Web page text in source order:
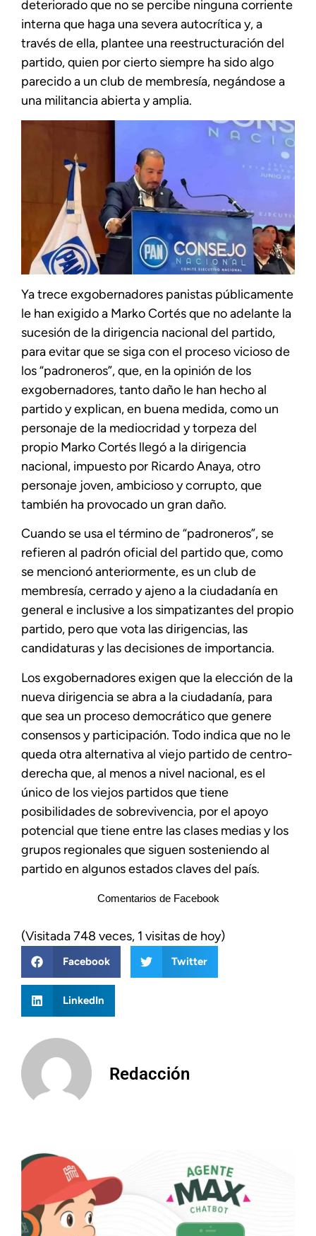
deteriorado que no se percibe ninguna corriente
interna que haga una severa autocrítica y, a
través de ella, plantee una reestructuración del
partido, quien por cierto siempre ha sido algo
parecido a un club de membresía, negándose a
una militancia abierta y amplia.
Ya trece exgobernadores panistas públicamente
le han exigido a Marko Cortés que no adelante la
sucesión de la dirigencia nacional del partido,
para evitar que se siga con el proceso vicioso de
los “padroneros”, que, en la opinión de los
exgobernadores, tanto daño le han hecho al
partido y explican, en buena medida, como un
personaje de la mediocridad y torpeza del
propio Marko Cortés llegó a la dirigencia
nacional, impuesto por Ricardo Anaya, otro
personaje joven, ambicioso y corrupto, que
también ha provocado un gran daño.
Cuando se usa el término de “padroneros”, se
refieren al padrón oficial del partido que, como
se mencionó anteriormente, es un club de
membresía, cerrado y ajeno a la ciudadanía en
general e inclusive a los simpatizantes del propio
partido, pero que vota las dirigencias, las
candidaturas y las decisiones de importancia.
Los exgobernadores exigen que la elección de la
nueva dirigencia se abra a la ciudadanía, para
que sea un proceso democrático que genere
consensos y participación. Todo indica que no le
queda otra alternativa al viejo partido de centro-
derecha que, al menos a nivel nacional, es el
único de los viejos partidos que tiene
posibilidades de sobrevivencia, por el apoyo
potencial que tiene entre las clases medias y los
grupos regionales que siguen sosteniendo al
partido en algunos estados claves del país.
Comentarios de Facebook
(Visitada 748 veces, 1 visitas de hoy)
Facebook Twitter
LinkedIn
Redacción